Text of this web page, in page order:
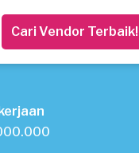
Cari Vendor Terbaik!